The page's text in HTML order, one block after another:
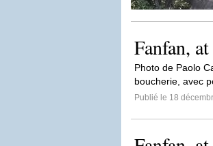
Fanfan,
Photo de Paolo
boucherie, avec
Publié le 18